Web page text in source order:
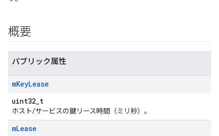
概要
パブリック属性
mKeyLease
uint32_t
ホスト/サービスの鍵リース時間（ミリ秒）。
mLease